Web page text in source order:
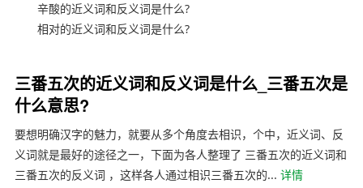
辛酸的近义词和反义词是什么?
相对的近义词和反义词是什么?
三番五次的近义词和反义词是什么_三番五次是
什么意思?
要想明确汉字的魅力，就要从多个角度去相识，个中，近义词、反
义词就是最好的途径之一，下面为各人整理了 三番五次的近义词和
三番五次的反义词 ，这样各人通过相识三番五次的... 详情